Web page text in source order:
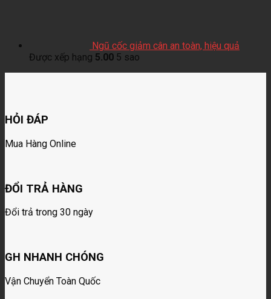
Ngũ cốc giảm cân an toàn, hiệu quả
Được xếp hạng 5.00 5 sao
HỎI ĐÁP
Mua Hàng Online
ĐỔI TRẢ HÀNG
Đổi trả trong 30 ngày
GH NHANH CHÓNG
Vận Chuyển Toàn Quốc